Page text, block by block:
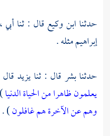
حدثنا ابن وكيع قال : ثنا
إبراهيممثله .
حدثنابشر قال : ثنايزيد
يعلمون ظاهرا من الحياة الدنيا
وهم عن الآخرة هم غافلون) .